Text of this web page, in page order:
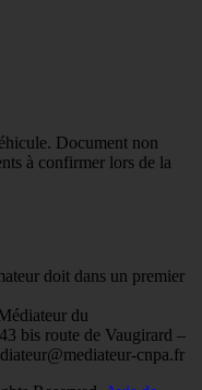
Document non
à confirmer lors de la
doit dans un premier
du
bis route de Vaugirard –
cnpa.fr